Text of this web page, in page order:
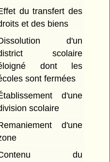
du transfert des
et des biens
d'un
scolaire
dont les
sont fermées
d'une
scolaire
d'une
du